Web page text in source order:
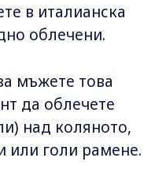
в италианска
облечени.
мъжете това
да облечете
над коляното,
или голи рамене.